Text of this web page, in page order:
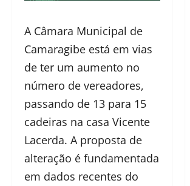
A Câmara Municipal de
Camaragibe está em vias
de ter um aumento no
número de vereadores,
passando de 13 para 15
cadeiras na casa Vicente
Lacerda. A proposta de
alteração é fundamentada
em dados recentes do